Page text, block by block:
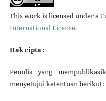
This work is licensed under a
International License.
Hak cipta :
Penulis yang
menyetujui ketentuan berikut: